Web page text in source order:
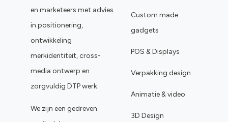
en marketeers met advies
in positionering,
ontwikkeling
merkidentiteit, cross-
media ontwerp en
zorgvuldig DTP werk.
We zijn een gedreven
Custom made
gadgets
POS & Displays
Verpakking design
Animatie & video
3D Design